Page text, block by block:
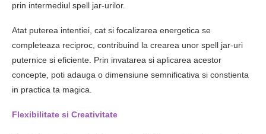
prin intermediul spell jar-urilor.
Atat puterea intentiei, cat si focalizarea energetica se
completeaza reciproc, contribuind la crearea unor spell jar-uri
puternice si eficiente. Prin invatarea si aplicarea acestor
concepte, poti adauga o dimensiune semnificativa si constienta
in practica ta magica.
Flexibilitate si Creativitate